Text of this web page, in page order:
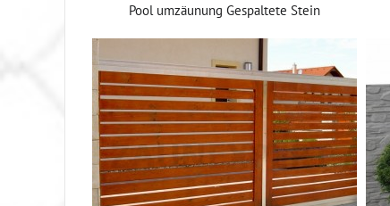
Pool umzäunung Gespaltete Stein